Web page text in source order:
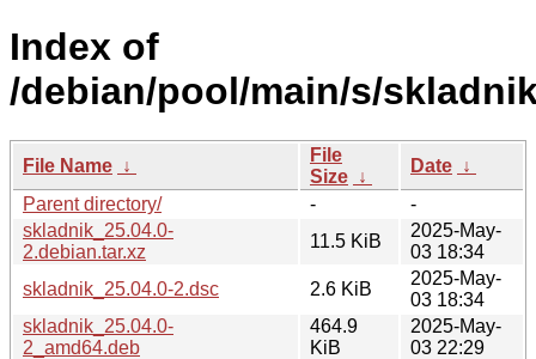
Index of
/debian/pool/main/s/
File Name ↓
File
Size ↓
Date ↓
Parent directory/
-
-
skladnik_25.04.0-
2.debian.tar.xz
11.5 KiB
2025-May-
03 18:34
skladnik_25.04.0-2.dsc
2.6 KiB
2025-May-
03 18:34
skladnik_25.04.0-
2_amd64.deb
464.9
KiB
2025-May-
03 22:29